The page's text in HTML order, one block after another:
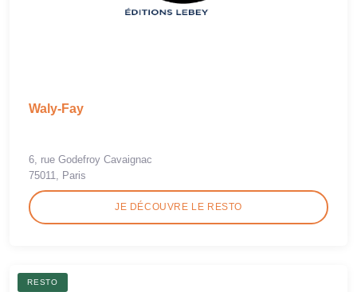
Waly-Fay
6, rue Godefroy Cavaignac
75011, Paris
JE DÉCOUVRE LE RESTO
RESTO